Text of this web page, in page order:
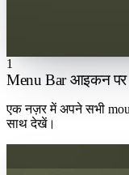
1
Menu Bar आइकन
एक नज़र में अपने सभी
साथ देखें।